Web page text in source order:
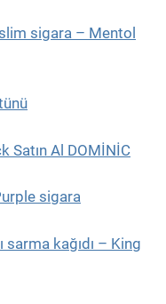
sigara – Mentol
Satın Al DOMİNİC
sigara
kağıdı – King